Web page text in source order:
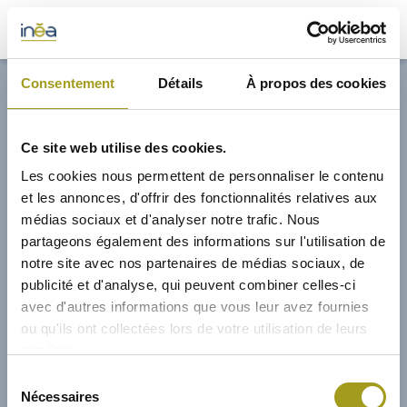
Consentement Détails À propos des cookies
Ce site web utilise des cookies.
Les cookies nous permettent de personnaliser le contenu
et les annonces, d'offrir des fonctionnalités relatives aux
médias sociaux et d'analyser notre trafic. Nous
partageons également des informations sur l'utilisation de
notre site avec nos partenaires de médias sociaux, de
publicité et d'analyse, qui peuvent combiner celles-ci
avec d'autres informations que vous leur avez fournies
ou qu'ils ont collectées lors de votre utilisation de leurs
Nécessaires
32,70€
ACTUS
INVESTISSEURS
PORTE-DOCUMENTS
GREEN BUILDING